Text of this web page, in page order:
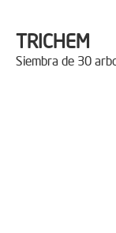
TRICHEM
Siembra de 30